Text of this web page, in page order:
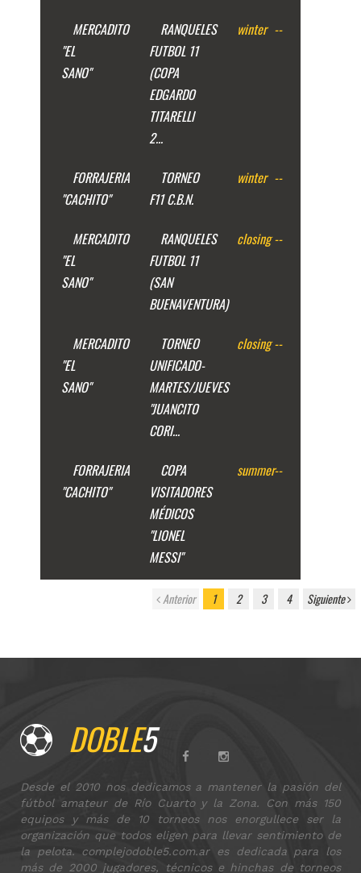
MERCADITO
"EL
SANO"
RANQUELES
FUTBOL 11
(COPA
EDGARDO
TITARELLI
2...
winter --
FORRAJERIA
"CACHITO"
TORNEO
F11 C.B.N.
winter --
MERCADITO
"EL
SANO"
RANQUELES
FUTBOL 11
(SAN
BUENAVENTURA)
closing --
MERCADITO
"EL
SANO"
TORNEO
UNIFICADO-
MARTES/JUEVES
"JUANCITO
CORI...
closing --
FORRAJERIA
"CACHITO"
COPA
VISITADORES
MÉDICOS
"LIONEL
MESSI"
summer--
Anterior 1 2 3 4 Siguiente
DOBLE5
Desde el 2010 nos dedicamos a mantener la pasión del
fútbol amateur de Río Cuarto y la Zona. Con más 150
equipos y más de 10 torneos nos enorgullece ser la
organización que todos eligen para llevar sentimiento de
la pelota. complejodoble5.com.ar es dedicada para los
más de 2000 jugadores, técnicos e hinchas de torneos